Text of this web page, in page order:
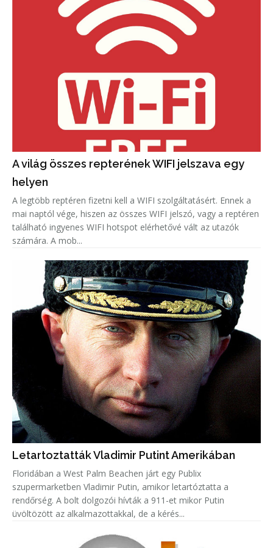
A világ összes repterének WIFI jelszava egy
helyen
A legtöbb reptéren fizetni kell a WIFI szolgáltatásért. Ennek a
mai naptól vége, hiszen az összes WIFI jelszó, vagy a reptéren
található ingyenes WIFI hotspot elérhetővé vált az utazók
számára. A mob...
Letartoztatták Vladimir Putint Amerikában
Floridában a West Palm Beachen járt egy Publix
szupermarketben Vladimir Putin, amikor letartóztatta a
rendőrség. A bolt dolgozói hívták a 911-et mikor Putin
üvöltözött az alkalmazottakkal, de a kérés...